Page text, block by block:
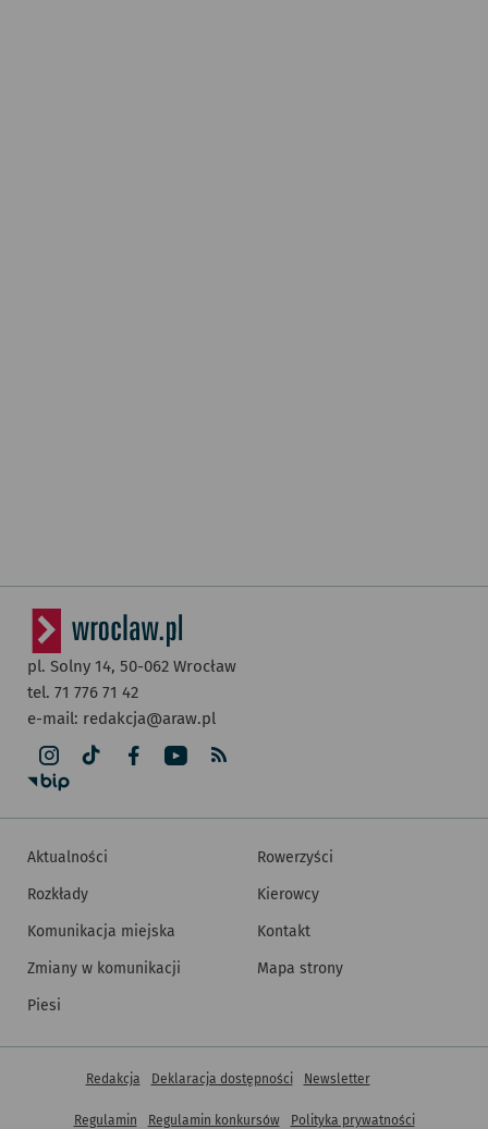
pl. Solny 14, 50-062 Wrocław
tel. 71 776 71 42
e-mail: redakcja@araw.pl
Aktualności
Rozkłady
Komunikacja miejska
Zmiany w komunikacji
Piesi
Rowerzyści
Kierowcy
Kontakt
Mapa strony
Inne informacje
Redakcja Deklaracja dostępności Newsletter
Regulamin Regulamin konkursów Polityka prywatności